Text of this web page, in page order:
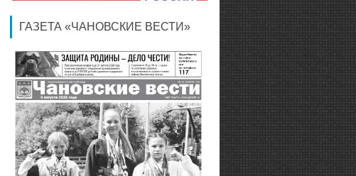
ГАЗЕТА «ЧАНОВСКИЕ ВЕСТИ»